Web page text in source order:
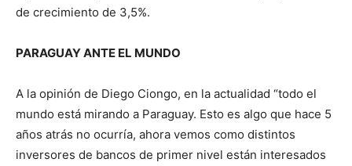
de crecimiento de 3,5%.
PARAGUAY ANTE EL MUNDO
A la opinión de Diego Ciongo, en la actualidad “todo el
mundo está mirando a Paraguay. Esto es algo que hace 5
años atrás no ocurría, ahora vemos como distintos
inversores de bancos de primer nivel están interesados